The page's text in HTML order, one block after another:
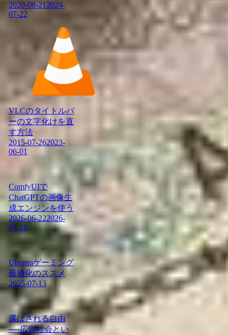
2020-08-21 2024-
07-22
VLCのタイトルバ
ーの文字化けを直
す方法
2015-07-262023-
06-01
ComfyUIで
ChatGPTの画像生
成エンジンを使う
2026-06-222026-
07-18
Ubuntuゲーミング
最適化のススメ
2025-07-13
選ばされる自由
──広告社会とい